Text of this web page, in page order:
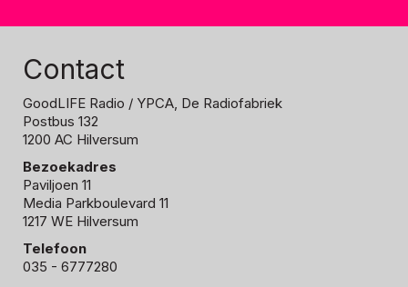
Contact
GoodLIFE Radio / YPCA, De Radiofabriek
Postbus 132
1200 AC Hilversum
Bezoekadres
Paviljoen 11
Media Parkboulevard 11
1217 WE Hilversum
Telefoon
035 - 6777280